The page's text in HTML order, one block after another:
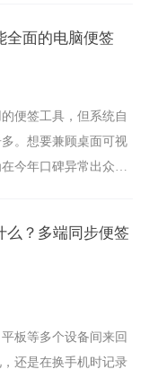
全面的电脑便签
便签工具，但系统自
。想要兼顾桌面可视
今年口碑异常出众的
么？多端同步便签
板等多个设备间来回
还是在换手机时记录